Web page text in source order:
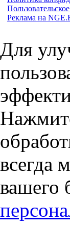
Реклама на
Для
всегда
вашего